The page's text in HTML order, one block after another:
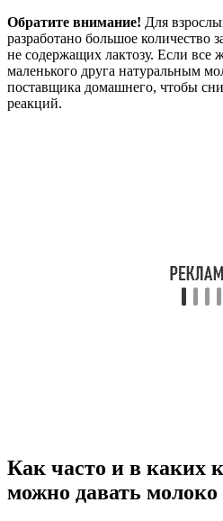
Обратите внимание! Для
разработано большое количество
не содержащих лактозу. Если все
маленького друга натуральным
поставщика домашнего, чтобы
реакций.
Как часто и в каких
можно давать молоко